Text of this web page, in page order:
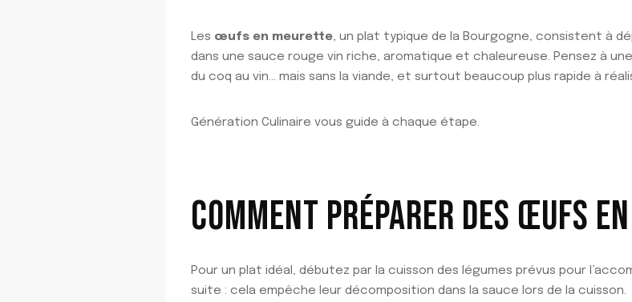
Les œufs en meurette, un plat typique de la Bourgogne, consistent à
dans une sauce rouge vin riche, aromatique et chaleureuse. Pensez à
du coq au vin… mais sans la viande, et surtout beaucoup plus rapide à
Génération Culinaire vous guide à chaque étape.
COMMENT PRÉPARER DES ŒUFS
Pour un plat idéal, débutez par la cuisson des légumes prévus pour
suite : cela empêche leur décomposition dans la sauce lors de la cuisson.